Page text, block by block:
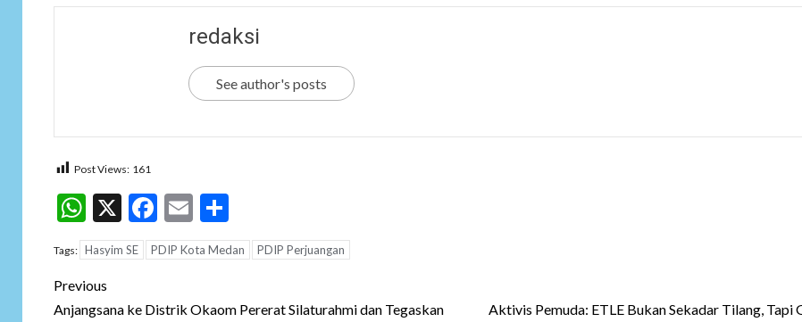
redaksi
See author's posts
Post Views: 161
WhatsApp
X Facebook
Email
Tags: Hasyim SE PDIP Kota Medan PDIP Perjuangan
Post
Previous
Anjangsana ke Distrik Okaom Pererat Silaturahmi dan Tegaskan
Aktivis Pemuda: ETLE Bukan Sekadar Tilang, Tapi